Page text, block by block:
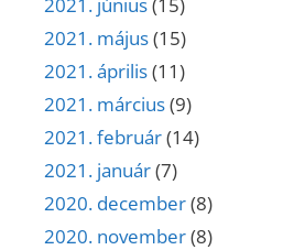
2021. május(15)
2021. április(11)
2021. március(9)
2021. február(14)
2021. január(7)
2020. december(8)
2020. november(8)